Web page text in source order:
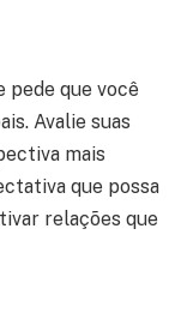
pede que você
Avalie suas
mais
que possa
relações que